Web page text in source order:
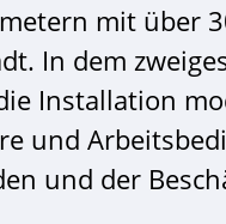
mit über
In dem
Installation
und
und der